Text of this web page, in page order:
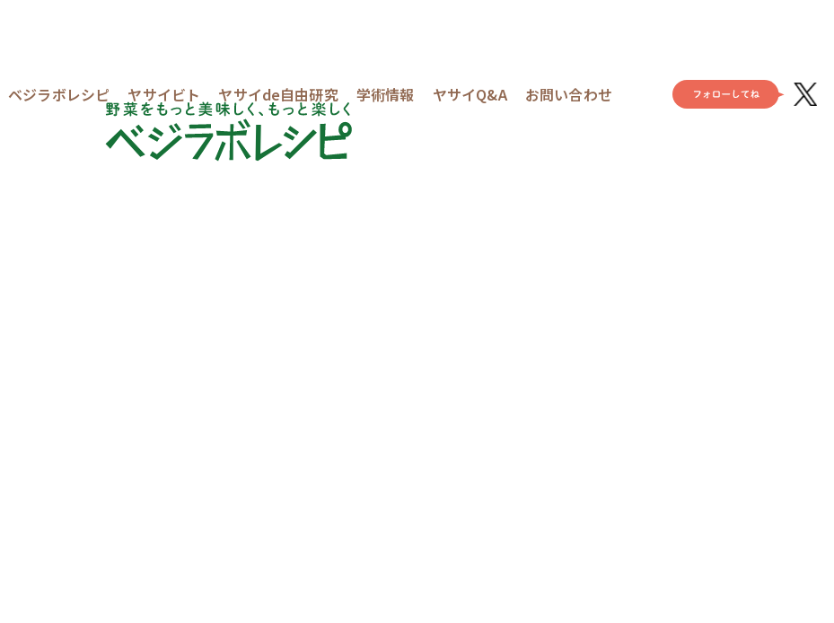
ベジラボレシピ ヤサイビト ヤサイde自由研究 学術情報 ヤサイQ&A お問い合わせ